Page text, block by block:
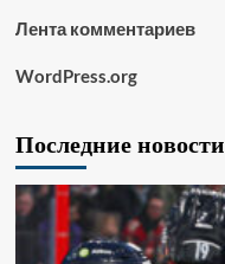
Лента комментариев
WordPress.org
Последние новости